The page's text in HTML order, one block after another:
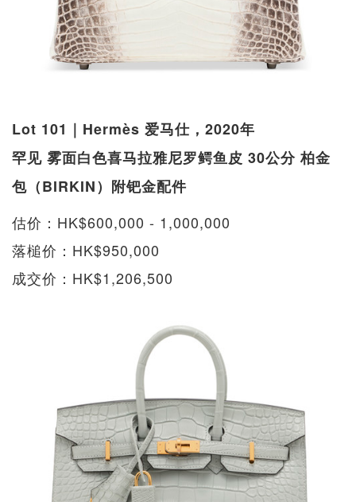
Lot 101｜Hermès 爱马仕，2020年
罕见 雾面白色喜马拉雅尼罗鳄鱼皮 30公分 柏金
包（BIRKIN）附钯金配件
估价：HK$600,000 - 1,000,000
落槌价：HK$950,000
成交价：HK$1,206,500